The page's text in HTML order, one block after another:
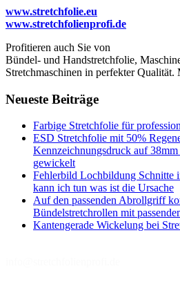
www.stretchfolie.eu
www.stretchfolienprofi.de
Profitieren auch Sie von
Bündel- und Handstretchfolie,
Stretchmaschinen in perfekter
Neueste Beiträge
Farbige Stretchfolie für
ESD Stretchfolie mit 50%
Kennzeichnungsdruck auf
gewickelt
Fehlerbild Lochbildung Schnitte
kann ich tun was ist die Ursache
Auf den passenden Abrollgriff
Bündelstretchrollen mit
Kantengerade Wickelung bei